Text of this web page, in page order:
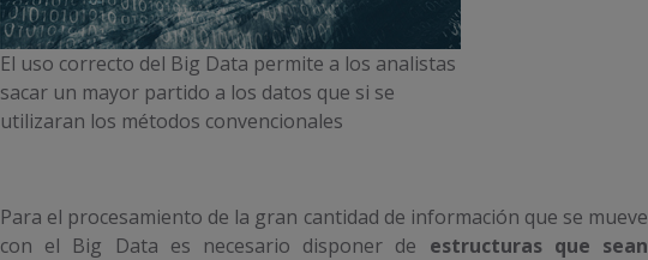
El uso correcto del Big Data permite a los analistas
sacar un mayor partido a los datos que si se
utilizaran los métodos convencionales
Para el procesamiento de la gran cantidad de información que se mueve
con el Big Data es necesario disponer de estructuras que sean